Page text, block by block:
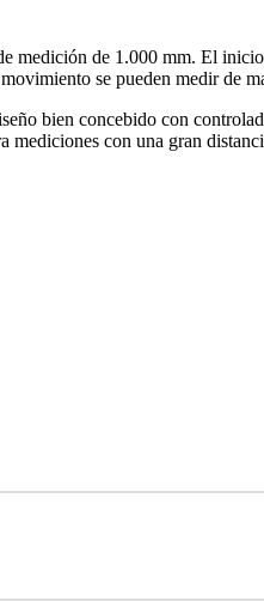
de 1.000 mm. El
se pueden medir de
bien concebido con
mediciones con una gran